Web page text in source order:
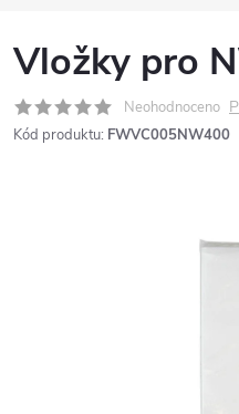
Vložky pro
Neohodnoceno
Kód produktu: FWVC005NW400